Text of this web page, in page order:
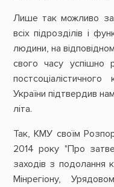
Лише так можливо
всіх підрозділів і
людини, на
свого часу успішно
України підтвердив
літа.
Так, КМУ своїм
2014 року "Про
заходів з подолання
Мінрегіону,